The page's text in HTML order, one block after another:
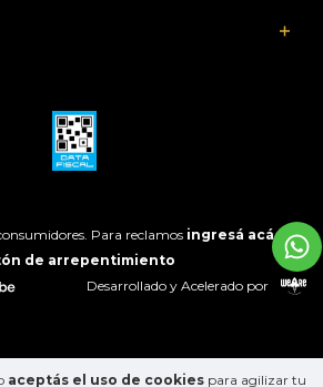
aceptás el uso de cookies para agilizar tu
Para reclamos ingresá acá.
de arrepentimiento
Desarrollado y Acelerado por